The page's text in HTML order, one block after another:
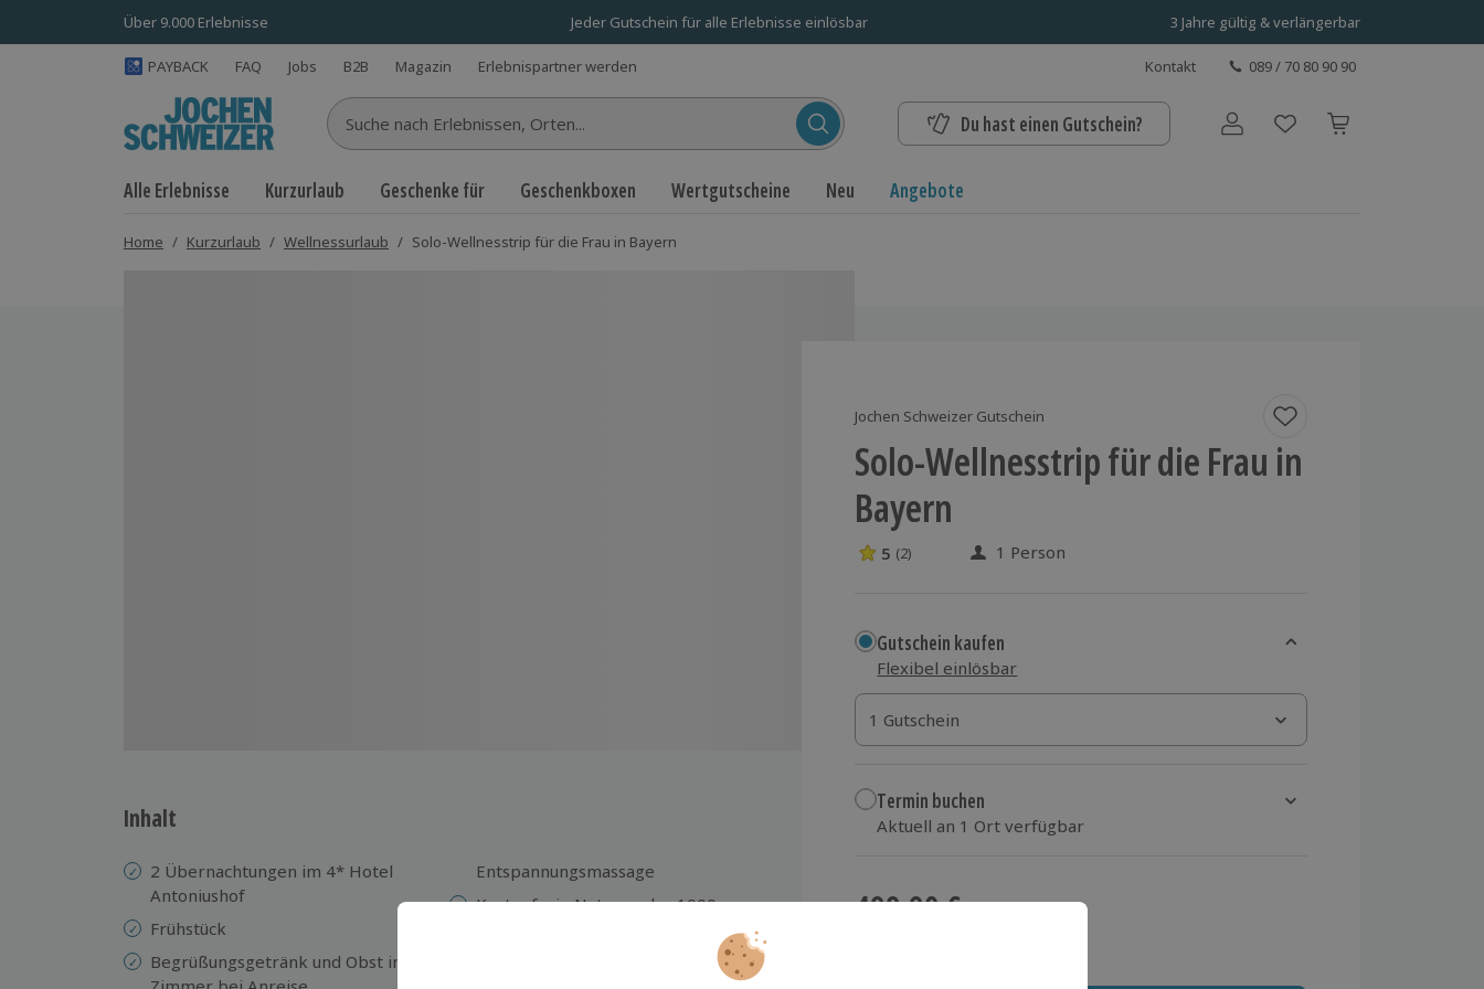
Über 9.000 Erlebnisse Jeder Gutschein für alle Erlebnisse einlösbar 3 Jahre gültig & verlängerbar
PAYBACK FAQ Jobs B2B Magazin Erlebnispartner werden Kontakt 089 / 70 80 90 90
Suche nach Erlebnissen... Du hast einen Gutschein? Benutzerkonto
Alle Erlebnisse Kurzurlaub Geschenke für Geschenkboxen Wertgutscheine Neu Angebote
Home / Kurzurlaub / Wellnessurlaub / Solo-Wellnesstrip für die Frau in Bayern
Jochen Schweizer Gutschein
Solo-Wellnesstrip für die Frau in
Bayern
5 Sterne von 5 aus 2 Bewertungen
5 (2) 1 Person
Gutschein kaufen
Flexibel einlösbar
1 Gutschein
1 Gutschein
1 Gutschein
Termin buchen
Aktuell an 1 Ort verfügbar
499,90 €
Inhalt
2 Übernachtungen im 4* Hotel
Antoniushof
Frühstück
Begrüßungsgetränk und Obst im
Entspannungsmassage
Kostenfreie Nutzung des 1000 qm
finnischer Sauna, Zirben-Sanarium,